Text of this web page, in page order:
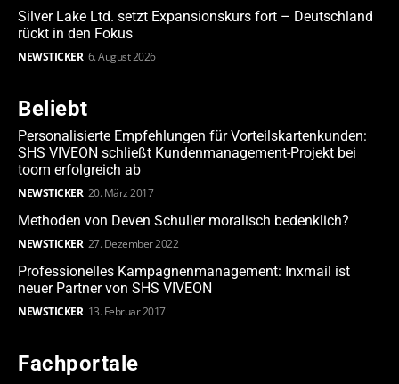
Silver Lake Ltd. setzt Expansionskurs fort – Deutschland
rückt in den Fokus
NEWSTICKER 6. August 2026
Beliebt
Personalisierte Empfehlungen für Vorteilskartenkunden:
SHS VIVEON schließt Kundenmanagement-Projekt bei
toom erfolgreich ab
NEWSTICKER 20. März 2017
Methoden von Deven Schuller moralisch bedenklich?
NEWSTICKER 27. Dezember 2022
Professionelles Kampagnenmanagement: Inxmail ist
neuer Partner von SHS VIVEON
NEWSTICKER 13. Februar 2017
Fachportale